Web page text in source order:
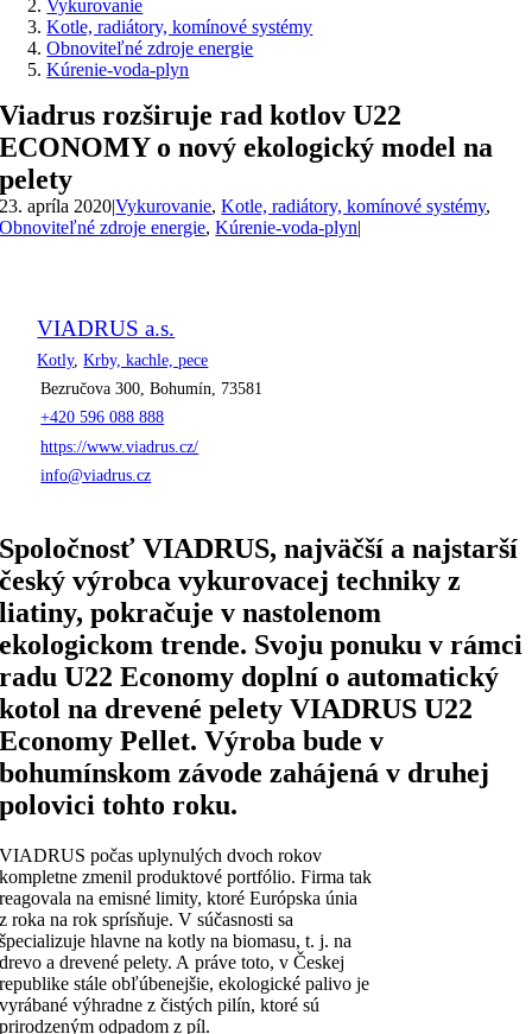
Vykurovanie
Kotle, radiátory, komínové systémy
Obnoviteľné zdroje energie
Kúrenie-voda-plyn
Viadrus rozširuje rad kotlov U22
ECONOMY o nový ekologický model na
pelety
23. apríla 2020|Vykurovanie,Kotle, radiátory, komínové systémy,
Obnoviteľné zdroje energie,Kúrenie-voda-plyn|
VIADRUS a.s.
Kotly,Krby, kachle, pece
Bezručova 300, Bohumín, 73581
+420 596 088 888
https://www.viadrus.cz/
info@viadrus.cz
Spoločnosť VIADRUS, najväčší a najstarší
český výrobca vykurovacej techniky z
liatiny, pokračuje v nastolenom
ekologickom trende. Svoju ponuku v rámci
radu U22 Economy doplní o automatický
kotol na drevené pelety VIADRUS U22
Economy Pellet. Výroba bude v
bohumínskom závode zahájená v druhej
polovici tohto roku.
VIADRUS počas uplynulých dvoch rokov
kompletne zmenil produktové portfólio. Firma tak
reagovala na emisné limity, ktoré Európska únia
z roka na rok sprísňuje. V súčasnosti sa
špecializuje hlavne na kotly na biomasu, t. j. na
drevo a drevené pelety. A práve toto, v Českej
republike stále obľúbenejšie, ekologické palivo je
vyrábané výhradne z čistých pilín, ktoré sú
prirodzeným odpadom z píl.